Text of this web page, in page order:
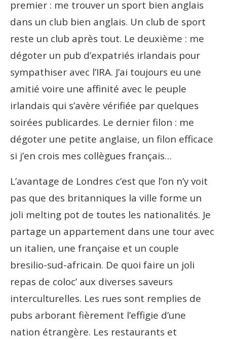
premier : me trouver un sport bien anglais
dans un club bien anglais. Un club de sport
reste un club après tout. Le deuxième : me
dégoter un pub d’expatriés irlandais pour
sympathiser avec l’IRA. J’ai toujours eu une
amitié voire une affinité avec le peuple
irlandais qui s’avère vérifiée par quelques
soirées publicardes. Le dernier filon : me
dégoter une petite anglaise, un filon efficace
si j’en crois mes collègues français…
L’avantage de Londres c’est que l’on n’y voit
pas que des britanniques la ville forme un
joli melting pot de toutes les nationalités. Je
partage un appartement dans une tour avec
un italien, une française et un couple
bresilio-sud-africain. De quoi faire un joli
repas de coloc’ aux diverses saveurs
interculturelles. Les rues sont remplies de
pubs arborant fièrement l’effigie d’une
nation étrangère. Les restaurants et